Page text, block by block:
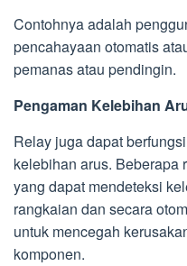
Contohnya adalah
pencahayaan otomatis
pemanas atau pendingin.
Pengaman Kelebihan
Relay juga dapat
kelebihan arus. Beberapa
yang dapat mendeteksi
rangkaian dan secara
untuk mencegah
komponen.